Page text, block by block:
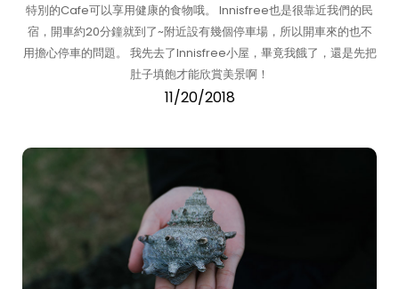
特別的Cafe可以享用健康的食物哦。 Innisfree也是很靠近我們的民
宿，開車約20分鐘就到了~附近設有幾個停車場，所以開車來的也不
用擔心停車的問題。 我先去了Innisfree小屋，畢竟我餓了，還是先把
肚子填飽才能欣賞美景啊！
11/20/2018